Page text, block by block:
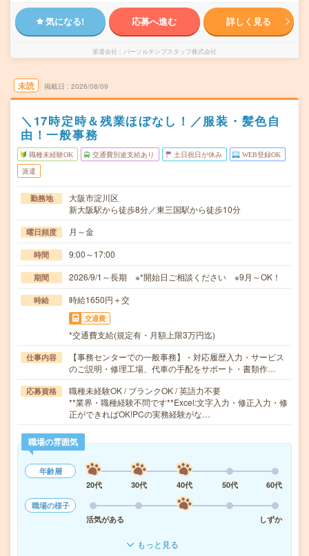
気になる! 応募へ進む 詳しく見る
派遣会社 パーソルテンプスタッフ株式会社
未読 掲載日 2026/08/09
＼17時定時＆残業ほぼなし！／服装・髪色自
由！一般事務
職種未経験OK 交通費別途支給あり 土日祝日が休み WEB登録OK
派遣
勤務地
大阪市淀川区
新大阪駅から徒歩8分／東三国駅から徒歩10分
曜日頻度 月～金
時間 9:00～17:00
期間 2026/9/1～長期 ※*開始日ご相談ください ※9月～OK！
時給 時給1650円＋交
交通費
*交通費支給(規定有・月額上限3万円迄)
仕事内容
【事務センターでの一般事務】・対応履歴入力・サービス
のご説明・修理工場、代車の手配をサポート・書類作…
応募資格
職種未経験OK / ブランクOK / 英語力不要
**業界・職種経験不問です**Excel:文字入力・修正入力・修
正ができればOK!PCの実務経験がな…
職場の雰囲気
年齢層
20代
30代 40代 50代
60代
職場の様子
活気がある
しずか
もっと見る